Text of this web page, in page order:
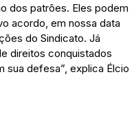
dos patrões. Eles podem
acordo, em nossa data
do Sindicato. Já
direitos conquistados
sua defesa”, explica Élcio